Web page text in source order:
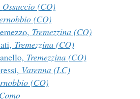
Ossuccio (CO)
(CO)
Tremezzina (CO)
Tremezzina (CO)
Tremezzina (CO)
Varenna (LC)
(CO)
Como